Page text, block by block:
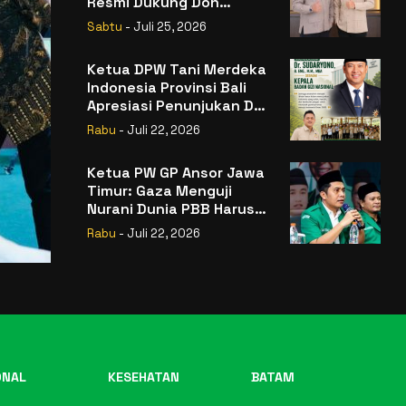
Muzakir Mengisi Jabatan
Wakil Menteri Pertanian
Sabtu - Juli 25, 2026
Ketua DPW Tani Merdeka
Indonesia Provinsi Bali
Apresiasi Penunjukan Dr.
Sudaryono sebagai
Kepala Badan Gizi
Rabu - Juli 22, 2026
Ketua PW GP Ansor Jawa
Timur: Gaza Menguji
Nurani Dunia PBB Harus
Reformasi Total atau
Kehilangan Legitimasi
Rabu - Juli 22, 2026
KESEHATAN BATAM